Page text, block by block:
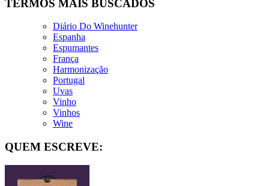
TERMOS MAIS BUSCADOS
Diário Do Winehunter
Espanha
Espumantes
França
Harmonização
Portugal
Uvas
Vinho
Vinhos
Wine
QUEM ESCREVE: